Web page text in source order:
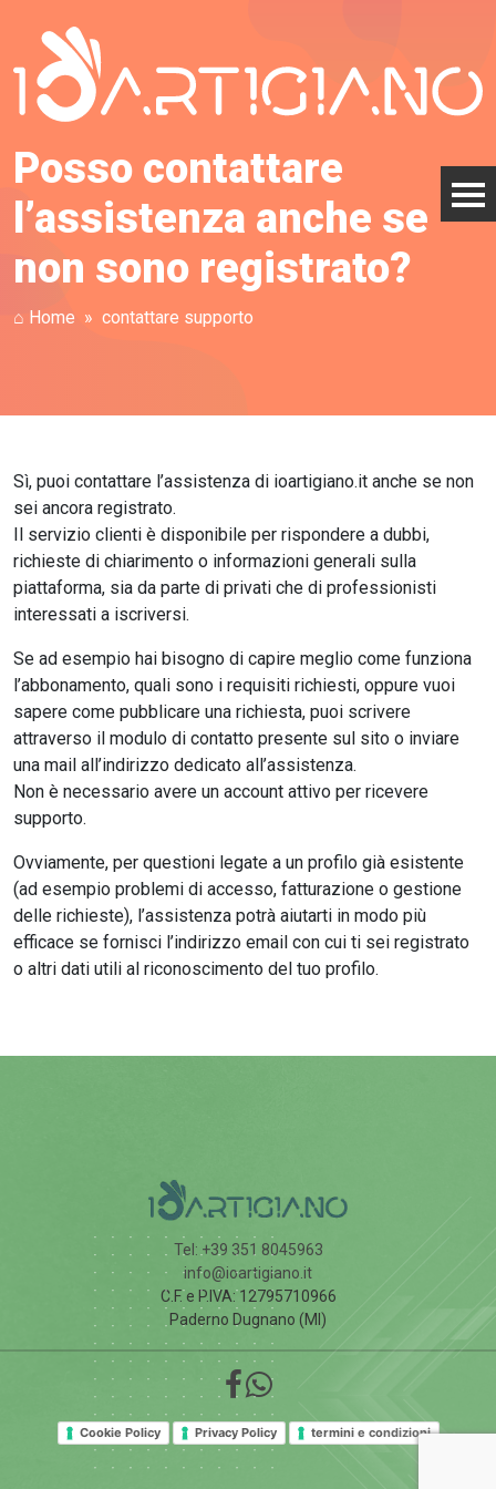
Posso contattare
l’assistenza anche se
non sono registrato?
⌂ Home contattare supporto
Sì, puoi contattare l’assistenza di ioartigiano.it anche se non
sei ancora registrato.
Il servizio clienti è disponibile per rispondere a dubbi,
richieste di chiarimento o informazioni generali sulla
piattaforma, sia da parte di privati che di professionisti
interessati a iscriversi.
Se ad esempio hai bisogno di capire meglio come funziona
l’abbonamento, quali sono i requisiti richiesti, oppure vuoi
sapere come pubblicare una richiesta, puoi scrivere
attraverso il modulo di contatto presente sul sito o inviare
una mail all’indirizzo dedicato all’assistenza.
Non è necessario avere un account attivo per ricevere
supporto.
Ovviamente, per questioni legate a un profilo già esistente
(ad esempio problemi di accesso, fatturazione o gestione
delle richieste), l’assistenza potrà aiutarti in modo più
efficace se fornisci l’indirizzo email con cui ti sei registrato
o altri dati utili al riconoscimento del tuo profilo.
Tel: +39 351 8045963
info@ioartigiano.it
C.F. e P.IVA: 12795710966
Paderno Dugnano (MI)
Cookie Policy Privacy Policy termini e condizioni